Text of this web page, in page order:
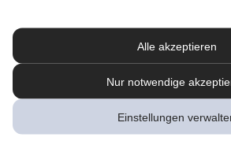
Alle akzeptieren
Nur notwendige
Einstellungen
Melden Sie sich hier an und
sich Ihren 10% Gutschein* für
Apotheke